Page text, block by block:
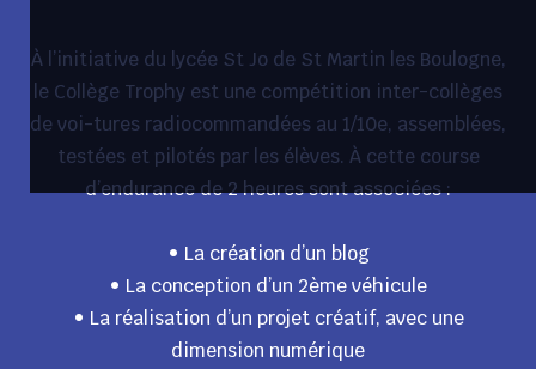
À l’initiative du lycée St Jo de St Martin les Boulogne,
le Collège Trophy est une compétition inter-collèges
de voi-tures radiocommandées au 1/10e, assemblées,
testées et pilotés par les élèves. À cette course
d’endurance de 2 heures sont associées :
• La création d’un blog
• La conception d’un 2ème véhicule
• La réalisation d’un projet créatif, avec une
dimension numérique